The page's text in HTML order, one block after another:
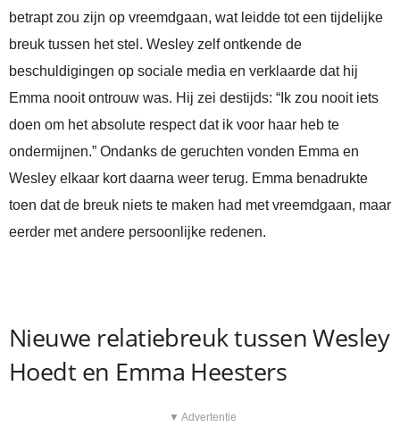
betrapt zou zijn op vreemdgaan, wat leidde tot een tijdelijke
breuk tussen het stel. Wesley zelf ontkende de
beschuldigingen op sociale media en verklaarde dat hij
Emma nooit ontrouw was. Hij zei destijds: “Ik zou nooit iets
doen om het absolute respect dat ik voor haar heb te
ondermijnen.” Ondanks de geruchten vonden Emma en
Wesley elkaar kort daarna weer terug. Emma benadrukte
toen dat de breuk niets te maken had met vreemdgaan, maar
eerder met andere persoonlijke redenen.
Nieuwe relatiebreuk tussen Wesley
Hoedt en Emma Heesters
▼ Advertentie